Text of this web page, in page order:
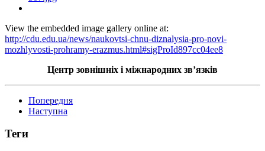
View the embedded image gallery online at:
http://cdu.edu.ua/news/naukovtsi-chnu-diznalysia-pro-novi-
mozhlyvosti-prohramy-erazmus.html#sigProId897cc04ee8
Центр зовнішніх і міжнародних зв’язків
Попередня
Наступна
Теги